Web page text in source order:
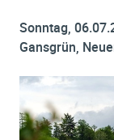
Sonntag,
Gansgrün,